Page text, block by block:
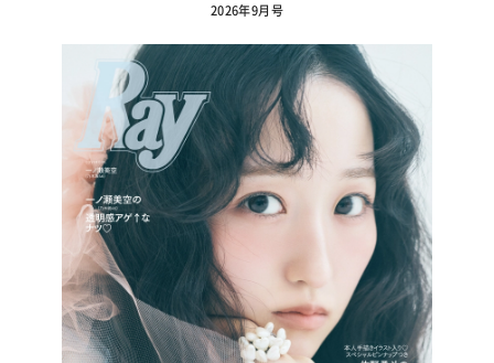
2026年9月号